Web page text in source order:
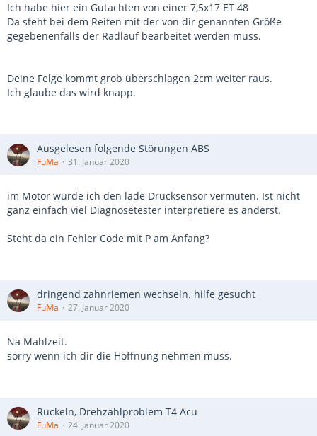
Ich habe hier ein Gutachten von einer 7,5x17 ET 48
Da steht bei dem Reifen mit der von dir genannten Größe
gegebenenfalls der Radlauf bearbeitet werden muss.
Deine Felge kommt grob überschlagen 2cm weiter raus.
Ich glaube das wird knapp.
Ausgelesen folgende Störungen ABS
FuMa 31. Januar 2020
im Motor würde ich den lade Drucksensor vermuten. Ist nicht
ganz einfach viel Diagnosetester interpretiere es anderst.
Steht da ein Fehler Code mit P am Anfang?
dringend zahnriemen wechseln. hilfe gesucht
FuMa 27. Januar 2020
Na Mahlzeit.
sorry wenn ich dir die Hoffnung nehmen muss.
Ruckeln, Drehzahlproblem T4 Acu
FuMa 24. Januar 2020